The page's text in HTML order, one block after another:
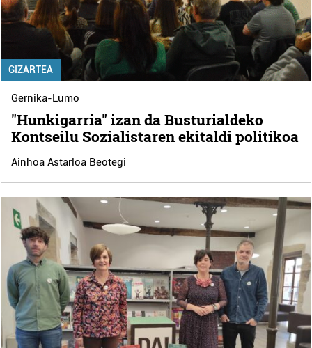
GIZARTEA
Gernika-Lumo
"Hunkigarria" izan da Busturialdeko
Kontseilu Sozialistaren ekitaldi politikoa
Ainhoa Astarloa Beotegi